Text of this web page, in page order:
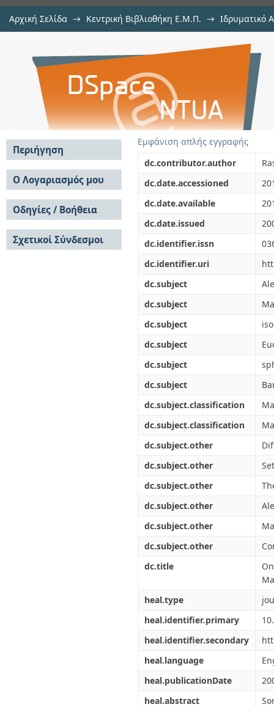
Αρχική Σελίδα → Κεντρική Βιβλιοθήκη Ε.Μ.Π. → Ιδρυματικό
On the A. D. Aleksandrov
Ulam theorem
Εμφάνιση απλής εγγραφής
dc.contributor.author
dc.date.accessioned
dc.date.available
dc.date.issued
dc.identifier.issn
dc.identifier.uri
dc.subject
dc.subject
dc.subject
dc.subject
dc.subject
dc.subject
dc.subject.classification
dc.subject.classification
dc.subject.other
dc.subject.other
dc.subject.other
dc.subject.other
dc.subject.other
dc.subject.other
dc.title
heal.type
heal.identifier.primary
heal.identifier.secondary
heal.language
heal.publicationDate
heal.abstract
Περιήγηση
Σε όλο το DSpace
Κοινότητες & Συλλογές
Ανά Ημερομηνία
Έκδοσης
Συγγραφείς
Τίτλοι
Θέματα
Ο Λογαριασμός μου
Σύνδεση
Εγγραφή
Οδηγίες / Βοήθεια
Οδηγίες Υποβολής
Οδηγίες Χρήσης ΙΑ
Συχνές Ερωτήσεις
Σχετικοί Σύνδεσμοι